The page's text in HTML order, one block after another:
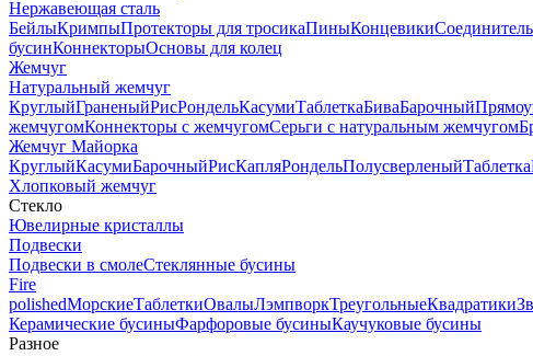
Нержавеющая сталь
БейлыКримпыПротекторы для тросикаПиныКонцевики
бусинКоннекторыОсновы для колец
Жемчуг
Натуральный жемчуг
КруглыйГраненыйРисРондельКасумиТаблеткаБиваБарочный
жемчугомКоннекторы с жемчугомСерьги с натуральным жемчугом
Жемчуг Майорка
КруглыйКасумиБарочныйРисКапляРондельПолусверленыйТаблетка
Хлопковый жемчуг
Стекло
Ювелирные кристаллы
Подвески
Подвески в смолеСтеклянные бусины
Fire
polishedМорскиеТаблеткиОвалыЛэмпворкТреугольныеКвадратики
Керамические бусиныФарфоровые бусиныКаучуковые бусины
Разное